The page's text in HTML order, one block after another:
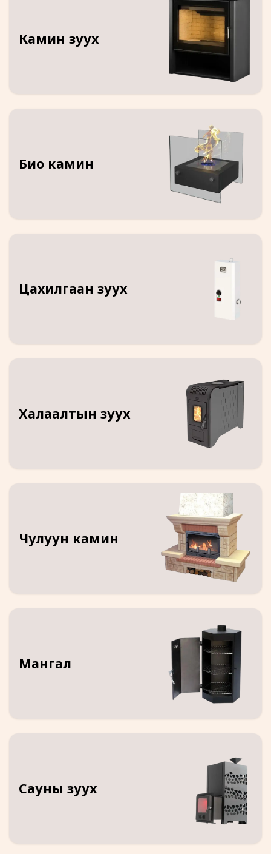
Камин зуух
Био камин
Цахилгаан зуух
Халаалтын зуух
Чулуун камин
Мангал
Сауны зуух